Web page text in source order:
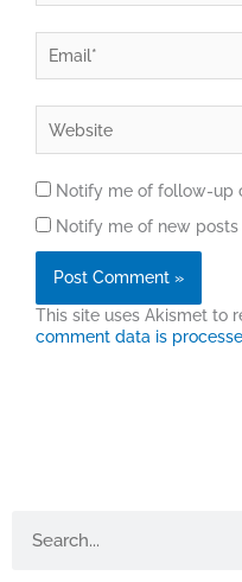
Notify me of follow-up
Notify me of new posts
This site uses Akismet to
comment data is